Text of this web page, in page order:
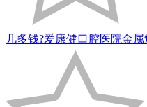
几多钱?爱康健口腔医院金属